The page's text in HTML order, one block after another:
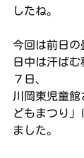
したね。
今回は前日の
日中は汗ばむ
７日、
川岡東児童
どもまつり
ました。